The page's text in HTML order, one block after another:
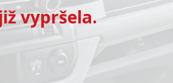
vypršela.